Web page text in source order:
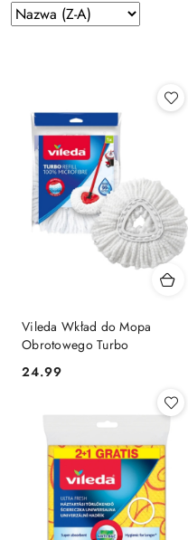
Zastosowano
sortowanie:
Sortuj
według
Vileda Wkład do Mopa
Obrotowego Turbo
Cena:
24.99